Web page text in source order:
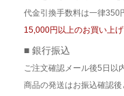
代金引換手数料は一律350
15,000円以上のお買い上
■ 銀行振込
ご注文確認メール後5日以
商品の発送はお振込確認後